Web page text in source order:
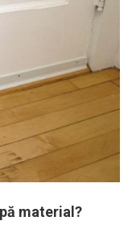
material?